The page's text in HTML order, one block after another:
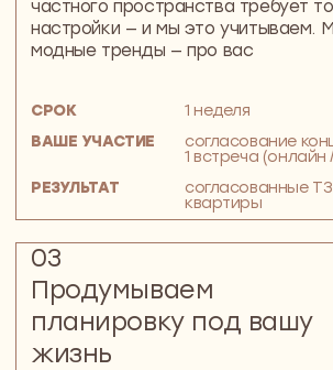
Квартира в апарт-комплексе Loftec,
воздушная и мягкая, с нотками
классицизма и отдельной комнатой
для творчества Ани
и обладательница первой собственной